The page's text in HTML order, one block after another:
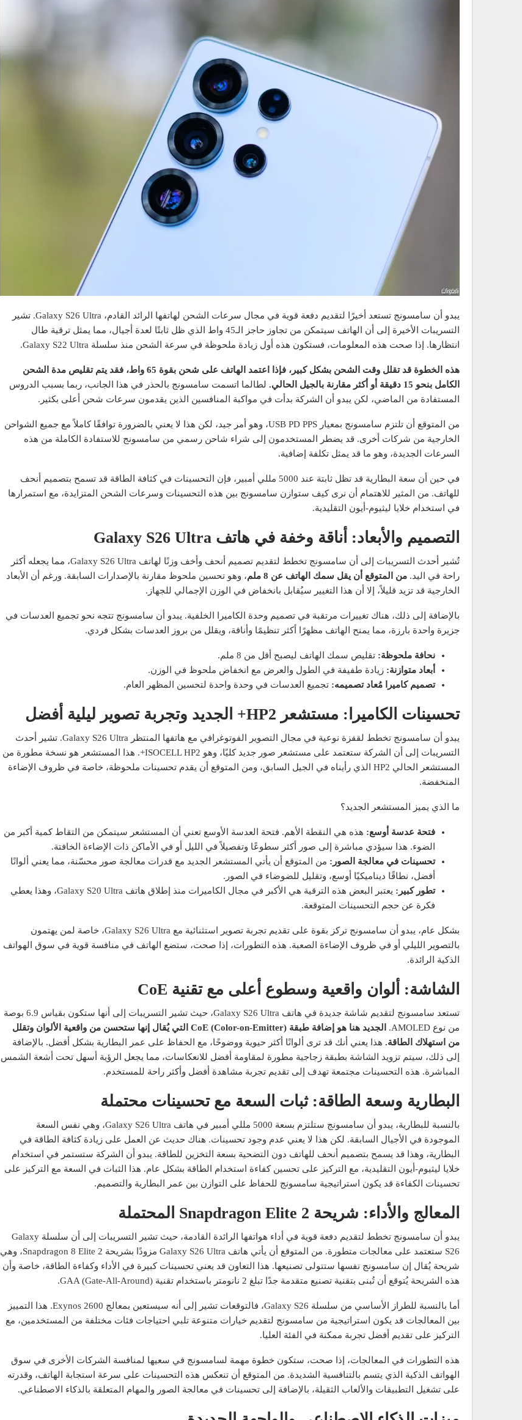
يبدو أن سامسونج تستعد أخيرًا لتقديم دفعة قوية في مجال سرعات الشحن لهاتفها الرائد القادم، Galaxy S26 Ultra. تشير
التسريبات الأخيرة إلى أن الهاتف سيتمكن من تجاوز حاجز الـ45 واط الذي ظل ثابتًا لعدة أجيال، مما يمثل ترقية طال
انتظارها. إذا صحت هذه المعلومات، فستكون هذه أول زيادة ملحوظة في سرعة الشحن منذ سلسلة Galaxy S22 Ultra.
هذه الخطوة قد تقلل وقت الشحن بشكل كبير، فإذا اعتمد الهاتف على شحن بقوة 65 واط، فقد يتم تقليص مدة الشحن
الكامل بنحو 15 دقيقة أو أكثر مقارنة بالجيل الحالي.
لطالما اتسمت سامسونج بالحذر في هذا الجانب، ربما بسبب الدروس
المستفادة من الماضي، لكن يبدو أن الشركة بدأت في مواكبة المنافسين الذين يقدمون سرعات شحن أعلى بكثير.
من المتوقع أن تلتزم سامسونج بمعيار USB PD PPS، وهو أمر جيد، لكن هذا لا يعني بالضرورة توافقًا كاملاً مع جميع الشواحن
الخارجية من شركات أخرى. قد يضطر المستخدمون إلى شراء شاحن رسمي من سامسونج للاستفادة الكاملة من هذه
السرعات الجديدة، وهو ما قد يمثل تكلفة إضافية.
في حين أن سعة البطارية قد تظل ثابتة عند 5000 مللي أمبير، فإن التحسينات في كثافة الطاقة قد تسمح بتصميم أنحف
للهاتف. من المثير للاهتمام أن نرى كيف ستوازن سامسونج بين هذه التحسينات وسرعات الشحن المتزايدة، مع استمرارها
في استخدام خلايا ليثيوم-أيون التقليدية.
التصميم والأبعاد: أناقة وخفة في هاتف Galaxy S26 Ultra
تُشير أحدث التسريبات إلى أن سامسونج تخطط لتقديم تصميم أنحف وأخف وزنًا لهاتف Galaxy S26 Ultra، مما يجعله أكثر
راحة في اليد. من المتوقع أن يقل سمك الهاتف عن 8 ملم
، وهو تحسين ملحوظ مقارنة بالإصدارات السابقة. ورغم أن الأبعاد
الخارجية قد تزيد قليلاً، إلا أن هذا التغيير سيُقابل بانخفاض في الوزن الإجمالي للجهاز.
بالإضافة إلى ذلك، هناك تغييرات مرتقبة في تصميم وحدة الكاميرا الخلفية. يبدو أن سامسونج تتجه نحو تجميع العدسات في
جزيرة واحدة بارزة، مما يمنح الهاتف مظهرًا أكثر تنظيمًا وأناقة، ويقلل من بروز العدسات بشكل فردي.
نحافة ملحوظة: تقليص سمك الهاتف ليصبح أقل من 8 ملم.
أبعاد متوازنة: زيادة طفيفة في الطول والعرض مع انخفاض ملحوظ في الوزن.
تصميم كاميرا مُعاد تصميمه: تجميع العدسات في وحدة واحدة لتحسين المظهر العام.
تحسينات الكاميرا: مستشعر HP2+ الجديد وتجربة تصوير ليلية أفضل
يبدو أن سامسونج تخطط لقفزة نوعية في مجال التصوير الفوتوغرافي مع هاتفها المنتظر Galaxy S26 Ultra. تشير أحدث
التسريبات إلى أن الشركة ستعتمد على مستشعر صور جديد كليًا، وهو ISOCELL HP2+. هذا المستشعر هو نسخة مطورة من
المستشعر الحالي HP2 الذي رأيناه في الجيل السابق، ومن المتوقع أن يقدم تحسينات ملحوظة، خاصة في ظروف الإضاءة
المنخفضة.
ما الذي يميز المستشعر الجديد؟
فتحة عدسة أوسع: هذه هي النقطة الأهم. فتحة العدسة الأوسع تعني أن المستشعر سيتمكن من التقاط كمية أكبر من
الضوء. هذا سيؤدي مباشرة إلى صور أكثر سطوعًا وتفصيلاً في الليل أو في الأماكن ذات الإضاءة الخافتة.
تحسينات في معالجة الصور: من المتوقع أن يأتي المستشعر الجديد مع قدرات معالجة صور محسّنة، مما يعني ألوانًا
أفضل، نطاقًا ديناميكيًا أوسع، وتقليل للضوضاء في الصور.
تطور كبير:
يعتبر البعض هذه الترقية هي الأكبر في مجال الكاميرات منذ إطلاق هاتف Galaxy S20 Ultra، وهذا يعطي
فكرة عن حجم التحسينات المتوقعة.
بشكل عام، يبدو أن سامسونج تركز بقوة على تقديم تجربة تصوير استثنائية مع Galaxy S26 Ultra، خاصة لمن يهتمون
بالتصوير الليلي أو في ظروف الإضاءة الصعبة. هذه التطورات، إذا صحت، ستضع الهاتف في منافسة قوية في سوق الهواتف
الذكية الرائدة.
الشاشة: ألوان واقعية وسطوع أعلى مع تقنية CoE
تستعد سامسونج لتقديم شاشة جديدة في هاتف Galaxy S26 Ultra، حيث تشير التسريبات إلى أنها ستكون بقياس 6.9 بوصة
من نوع AMOLED.
الجديد هنا هو إضافة طبقة CoE (Color-on-Emitter) التي يُقال إنها ستحسن من واقعية الألوان وتقلل
من استهلاك الطاقة. هذا يعني أنك قد ترى ألوانًا أكثر حيوية ووضوحًا، مع الحفاظ على عمر البطارية بشكل أفضل. بالإضافة
إلى ذلك، سيتم تزويد الشاشة بطبقة زجاجية مطورة لمقاومة أفضل للانعكاسات، مما يجعل الرؤية أسهل تحت أشعة الشمس
المباشرة. هذه التحسينات مجتمعة تهدف إلى تقديم تجربة مشاهدة أفضل وأكثر راحة للمستخدم.
البطارية وسعة الطاقة: ثبات السعة مع تحسينات محتملة
بالنسبة للبطارية، يبدو أن سامسونج ستلتزم بسعة 5000 مللي أمبير في هاتف Galaxy S26 Ultra، وهي نفس السعة
الموجودة في الأجيال السابقة. لكن هذا لا يعني عدم وجود تحسينات. هناك حديث عن العمل على زيادة كثافة الطاقة في
البطارية، وهذا قد يسمح بتصميم أنحف للهاتف دون التضحية بسعة التخزين للطاقة. يبدو أن الشركة ستستمر في استخدام
خلايا ليثيوم-أيون التقليدية، مع التركيز على تحسين كفاءة استخدام الطاقة بشكل عام. هذا الثبات في السعة مع التركيز على
تحسينات الكفاءة قد يكون استراتيجية سامسونج للحفاظ على التوازن بين عمر البطارية والتصميم.
المعالج والأداء: شريحة Snapdragon Elite 2 المحتملة
يبدو أن سامسونج تخطط لتقديم دفعة قوية في أداء هواتفها الرائدة القادمة، حيث تشير التسريبات إلى أن سلسلة Galaxy
S26 ستعتمد على معالجات متطورة. من المتوقع أن يأتي هاتف Galaxy S26 Ultra مزودًا بشريحة Snapdragon 8 Elite 2، وهي
شريحة يُقال إن سامسونج نفسها ستتولى تصنيعها. هذا التعاون قد يعني تحسينات كبيرة في الأداء وكفاءة الطاقة، خاصة وأن
هذه الشريحة يُتوقع أن تُبنى بتقنية تصنيع متقدمة جدًا تبلغ 2 نانومتر باستخدام تقنية GAA (Gate-All-Around).
أما بالنسبة للطراز الأساسي من سلسلة Galaxy S26، فالتوقعات تشير إلى أنه سيستعين بمعالج Exynos 2600. هذا التمييز
بين المعالجات قد يكون استراتيجية من سامسونج لتقديم خيارات متنوعة تلبي احتياجات فئات مختلفة من المستخدمين، مع
التركيز على تقديم أفضل تجربة ممكنة في الفئة العليا.
هذه التطورات في المعالجات، إذا صحت، ستكون خطوة مهمة لسامسونج في سعيها لمنافسة الشركات الأخرى في سوق
الهواتف الذكية الذي يتسم بالتنافسية الشديدة. من المتوقع أن تنعكس هذه التحسينات على سرعة استجابة الهاتف، وقدرته
على تشغيل التطبيقات والألعاب الثقيلة، بالإضافة إلى تحسينات في معالجة الصور والمهام المتعلقة بالذكاء الاصطناعي.